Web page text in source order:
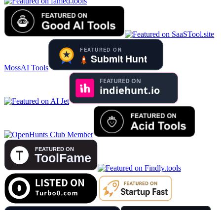
MossAI Tools